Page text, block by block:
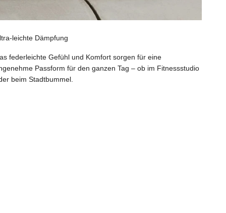
leichte Dämpfung
federleichte Gefühl und Komfort sorgen für eine
Passform für den ganzen Tag – ob im Fitnessstudio
beim Stadtbummel.